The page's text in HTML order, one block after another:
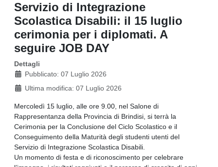
Servizio di Integrazione
Scolastica Disabili: il 15 luglio
cerimonia per i diplomati. A
seguire JOB DAY
Dettagli
Pubblicato: 07 Luglio 2026
Ultima modifica: 07 Luglio 2026
Mercoledì 15 luglio, alle ore 9.00, nel Salone di
Rappresentanza della Provincia di Brindisi, si terrà la
Cerimonia per la Conclusione del Ciclo Scolastico e il
Conseguimento della Maturità degli studenti utenti del
Servizio di Integrazione Scolastica Disabili.
Un momento di festa e di riconoscimento per celebrare